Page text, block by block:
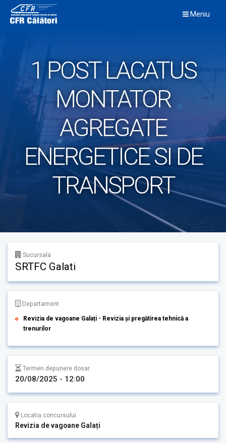
content
Meniu
1 POST LACATUS
MONTATOR
AGREGATE
ENERGETICE SI DE
TRANSPORT
Sucursala
SRTFC Galati
Departament
Revizia de vagoane Galați - Revizia și pregătirea tehnică a
trenurilor
Termen depunere dosar
20/08/2025 - 12:00
Locatia concursului
Revizia de vagoane Galați